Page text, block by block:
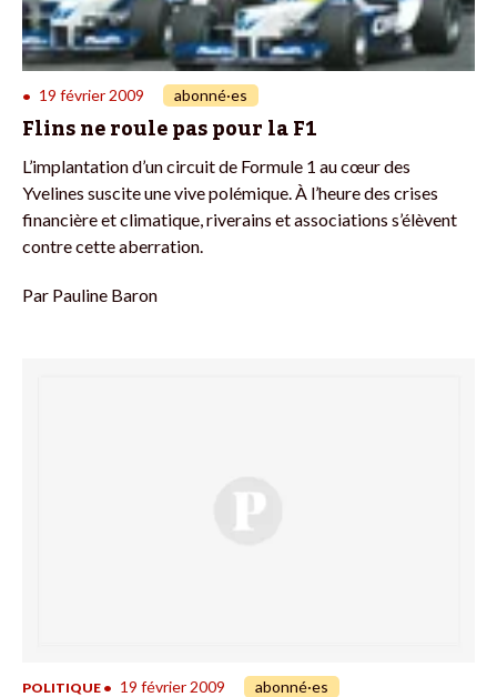
• 19 février 2009 abonné·es
Flins ne roule pas pour la F1
L’implantation d’un circuit de Formule 1 au cœur des
Yvelines suscite une vive polémique. À l’heure des crises
financière et climatique, riverains et associations s’élèvent
contre cette aberration.
Par Pauline Baron
POLITIQUE • 19 février 2009 abonné·es